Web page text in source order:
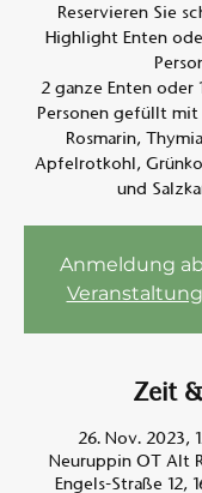
Reservieren Sie
Highlight Enten
2 ganze Enten oder
Personen gefüllt
Rosmarin,
Apfelrotkohl,
und
Anmeldung
Zeit
26. Nov. 2023,
Neuruppin OT Alt
Engels-Straße 12,